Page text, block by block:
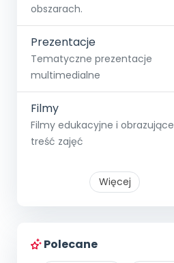
obszarach.
Prezentacje
Tematyczne prezentacje
multimedialne
Filmy
Filmy edukacyjne i obrazujące
treść zajęć
Więcej
Polecane